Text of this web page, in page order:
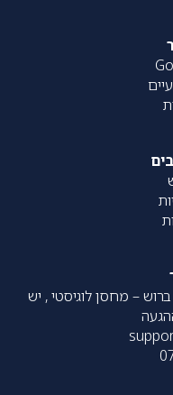
ברוש – מחסן לוגיסטי , יש